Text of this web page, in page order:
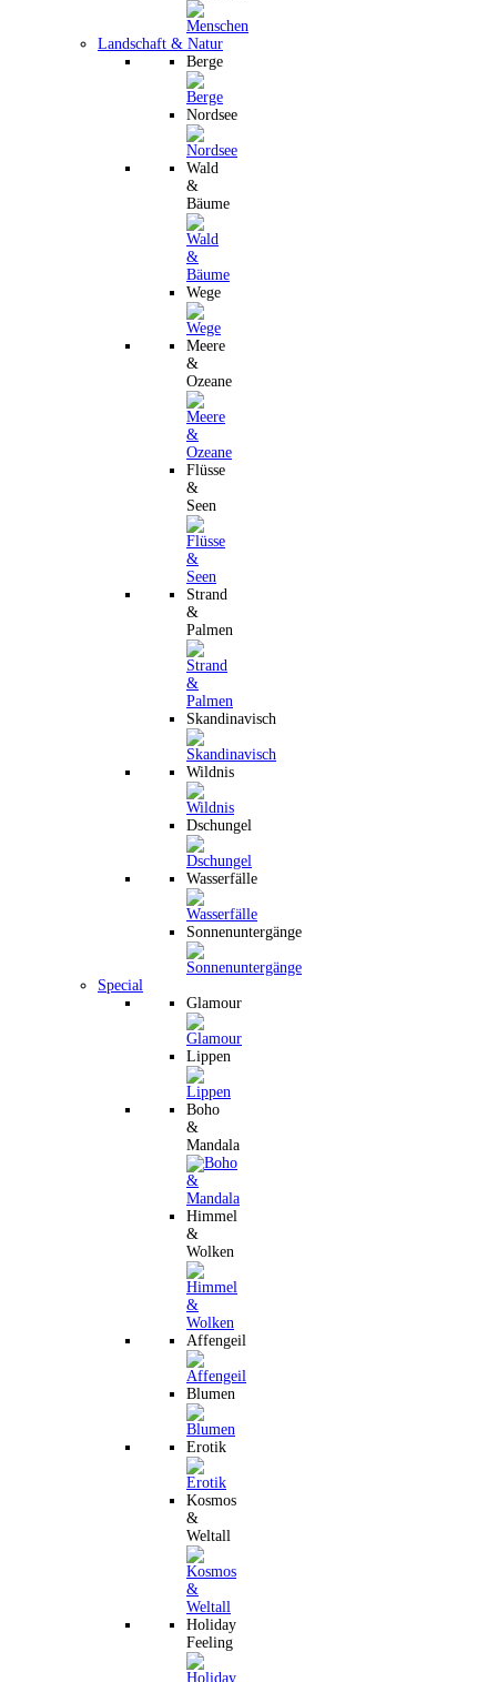
Landschaft & Natur
Berge
Nordsee
Wald
&
Bäume
Wege
Meere
&
Ozeane
Flüsse
&
Seen
Strand
&
Palmen
Skandinavisch
Wildnis
Dschungel
Wasserfälle
Sonnenuntergänge
Special
Glamour
Lippen
Boho
&
Mandala
Himmel
&
Wolken
Affengeil
Blumen
Erotik
Kosmos
&
Weltall
Holiday
Feeling